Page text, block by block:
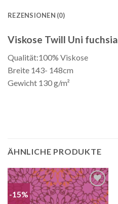
REZENSIONEN (0)
Viskose Twill Uni fuchsia
Qualität:100% Viskose
Breite 143- 148cm
Gewicht 130 g/m²
ÄHNLICHE PRODUKTE
-15%
Auf die
Wunschliste